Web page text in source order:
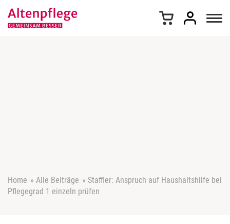
Home » Alle Beiträge » Staffler: Anspruch auf Haushaltshilfe bei
Pflegegrad 1 einzeln prüfen